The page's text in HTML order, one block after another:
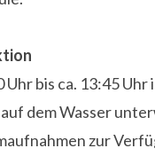
bis ca. 13:45 Uhr
dem Wasser
zur